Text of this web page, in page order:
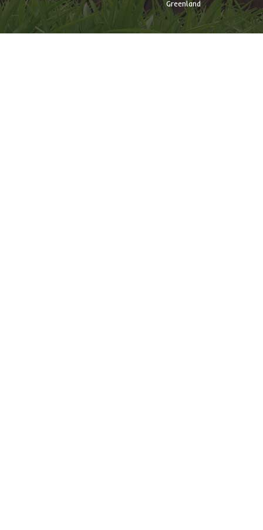
Greenland